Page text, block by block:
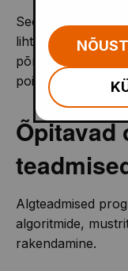
See mäng sobib
lihtne. Sõbralikud
põnev lugu
poistele kui
Õpitavad
Algteadmised
algoritmide,
rakendamine.